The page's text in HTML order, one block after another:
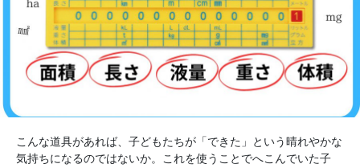
こんな道具があれば、子どもたちが「できた」という晴れやかな
気持ちになるのではないか。これを使うことでへこんでいた子